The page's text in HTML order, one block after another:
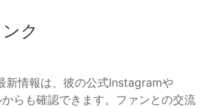
ク
新情報は、彼の公式Instagramや
らも確認できます。ファンとの交流